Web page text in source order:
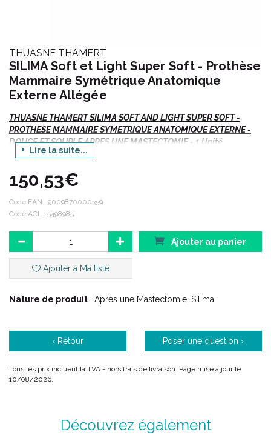
THUASNE THAMERT
SILIMA Soft et Light Super Soft - Prothèse
Mammaire Symétrique Anatomique
Externe Allégée
THUASNE THAMERT SILIMA SOFT AND LIGHT SUPER SOFT -
PROTHESE MAMMAIRE SYMETRIQUE ANATOMIQUE EXTERNE -
DOUCE ET SOUPLE APRES UNE MASTECTOMIE - 1 Unité
Prothèse allégée et ultra douce.
A l' exemple de la nature.
radiothérapie > 2 mois.
Renouvellement chaque 18 mois (après 12 mois pour la 1ère
prothèse).
Post mastectomie totale.
une mastectomie totale.
Lire la suite...
150,53€
Code EAN : 9009870000359
Code ACL : 5498985
Ajouter au panier
Ajouter à Ma liste
Nature de produit : Après une Mastectomie, Silima
‹ Retour Poser une question ›
Tous les prix incluent la TVA - hors frais de livraison. Page mise à jour le
10/08/2026.
Découvrez également